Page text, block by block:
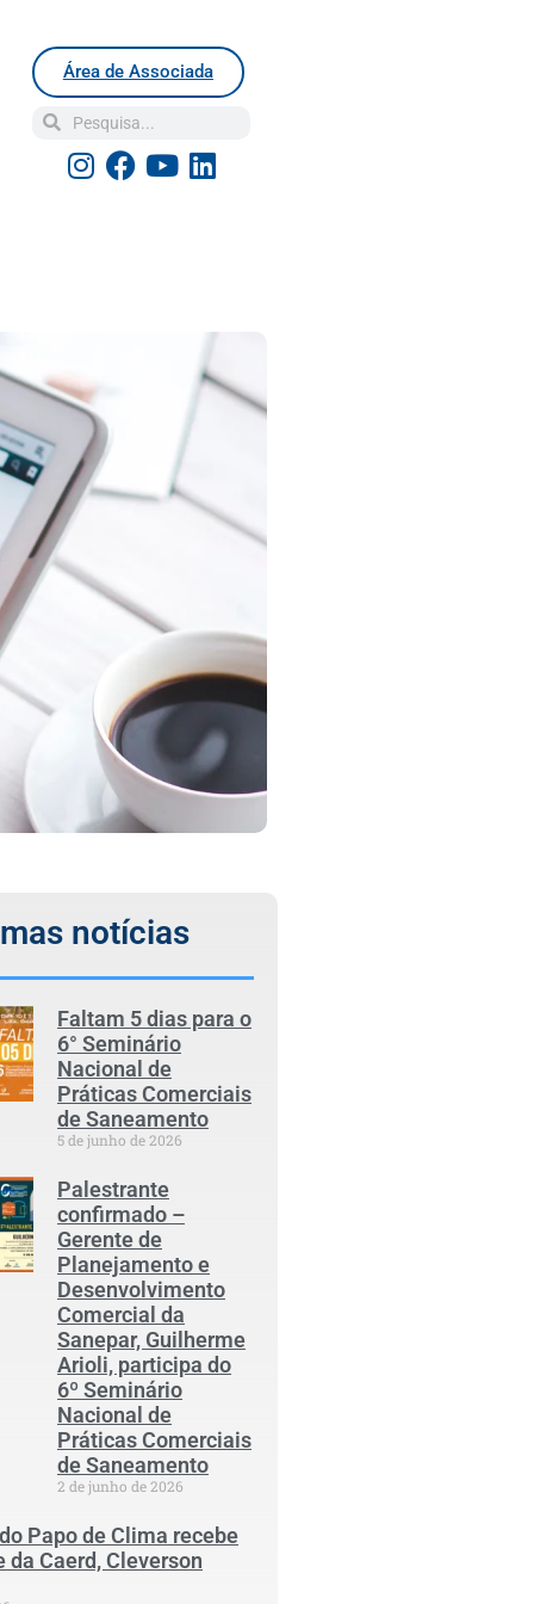
Área de Associada
notícias
Faltam 5 dias para o
6° Seminário
Nacional de
Práticas Comerciais
de Saneamento
5 de junho de 2026
Palestrante
confirmado –
Gerente de
Planejamento e
Desenvolvimento
Comercial da
Sanepar, Guilherme
Arioli, participa do
6º Seminário
Nacional de
Práticas Comerciais
de Saneamento
2 de junho de 2026
Papo de Clima recebe
da Caerd, Cleverson